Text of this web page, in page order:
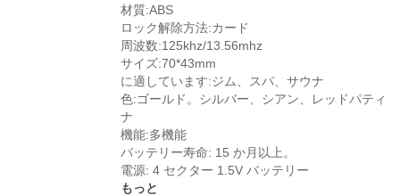
材質:ABS
ロック解除方法:カード
周波数:125khz/13.56mhz
サイズ:70*43mm
に適しています:ジム、スパ、サウナ
色:ゴールド。シルバー、シアン、レッドパティ
ナ
機能:多機能
バッテリー寿命: 15 か月以上。
電源: 4 セクター 1.5V バッテリー
もっと